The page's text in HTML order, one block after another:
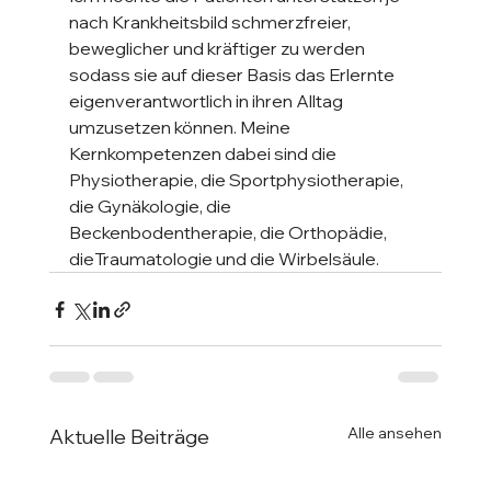
nach Krankheitsbild schmerzfreier,
beweglicher und kräftiger zu werden
sodass sie auf dieser Basis das Erlernte
eigenverantwortlich in ihren Alltag
umzusetzen können. Meine
Kernkompetenzen dabei sind die
Physiotherapie, die Sportphysiotherapie,
die Gynäkologie, die
Beckenbodentherapie, die Orthopädie,
dieTraumatologie und die Wirbelsäule.
Aktuelle Beiträge Alle ansehen